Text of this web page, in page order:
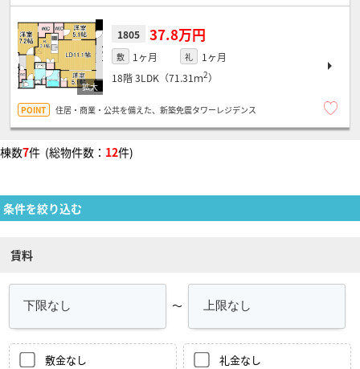
1805 37.8万円
敷 1ヶ月 礼
1ヶ月
18階3LDK（71.31ｍ2）
住居・商業・公共を備えた、新築免震タワーレジデンス
棟数7件 (総物件数： 12件)
条件を絞り込む
賃料
～
敷金なし 礼金なし